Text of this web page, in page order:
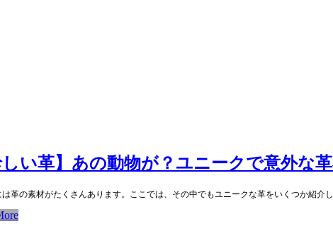
しい革】あの動物が？ユニークで意外な
は革の素材がたくさんあります。ここでは、その中でもユニークな革をいくつか紹介